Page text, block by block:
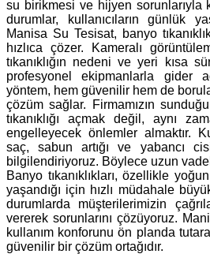
su birikmesi ve hijyen sorunlarıyla
durumlar, kullanıcıların günlük
Manisa Su Tesisat, banyo
hızlıca çözer. Kameralı
tıkanıklığın nedeni ve yeri kısa
profesyonel ekipmanlarla gider
yöntem, hem güvenilir hem de
çözüm sağlar. Firmamızın
tıkanıklığı açmak değil, aynı
engelleyecek önlemler almaktır.
saç, sabun artığı ve yabancı
bilgilendiriyoruz. Böylece uzun
Banyo tıkanıklıkları, özellikle
yaşandığı için hızlı müdahale
durumlarda müşterilerimizin
vererek sorunlarını çözüyoruz.
kullanım konforunu ön planda
güvenilir bir çözüm ortağıdır.